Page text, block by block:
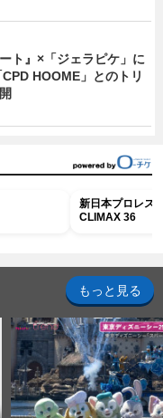
ト』×「ジェラピケ」に
HOOME」とのトリ
新日本プロレス
CLIMAX 36
もっと見る